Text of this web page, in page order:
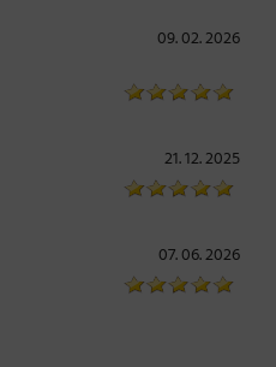
09. 02. 2026
21. 12. 2025
07. 06. 2026